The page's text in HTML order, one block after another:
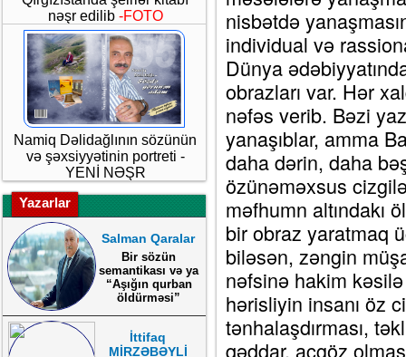
nəşr edilib -FOTO
Namiq Dəlidağlının sözünün
və şəxsiyyətinin portreti -
YENİ NƏŞR
Yazarlar
Salman Qaralar
Bir sözün
semantikası və ya
“Aşığın qurban
öldürməsi”
İttifaq
MİRZƏBƏYLİ
nisbətdə
individual və
Dünya
obrazları var. Hər
nəfəs verib. Bəzi
yanaşıblar, amma
daha dərin, daha
özünəməxsus
məfhumn altındakı
bir obraz yaratmaq
biləsən, zəngin
nəfsinə hakim
hərisliyin insanı öz
tənhalaşdırması,
qəddar, acgöz